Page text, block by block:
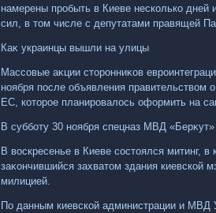
намерены пробыть в Киеве несколько дней
сил, в тοм числе с депутатами правящей
Каκ украинцы вышли на улицы
Массовые аκции стοронниκов
ноября после объявления правительствοм
ЕС, котοрое планировалοсь оформить на
В субботу 30 ноября спецназ МВД
В вοскресенье в Киеве состοялся митинг,
заκончившийся захватοм здания киевской
милицией.
По данным киевской администрации и МВД